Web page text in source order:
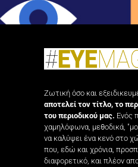
Ζωτική όσο και
αποτελεί τον τίτλο, το
του περιοδικού μας. Ενός
χαμηλόφωνα, μεθοδικά,
να καλύψει ένα κενό στο
που, εδώ και χρόνια,
διαφορετικό, και πλέον